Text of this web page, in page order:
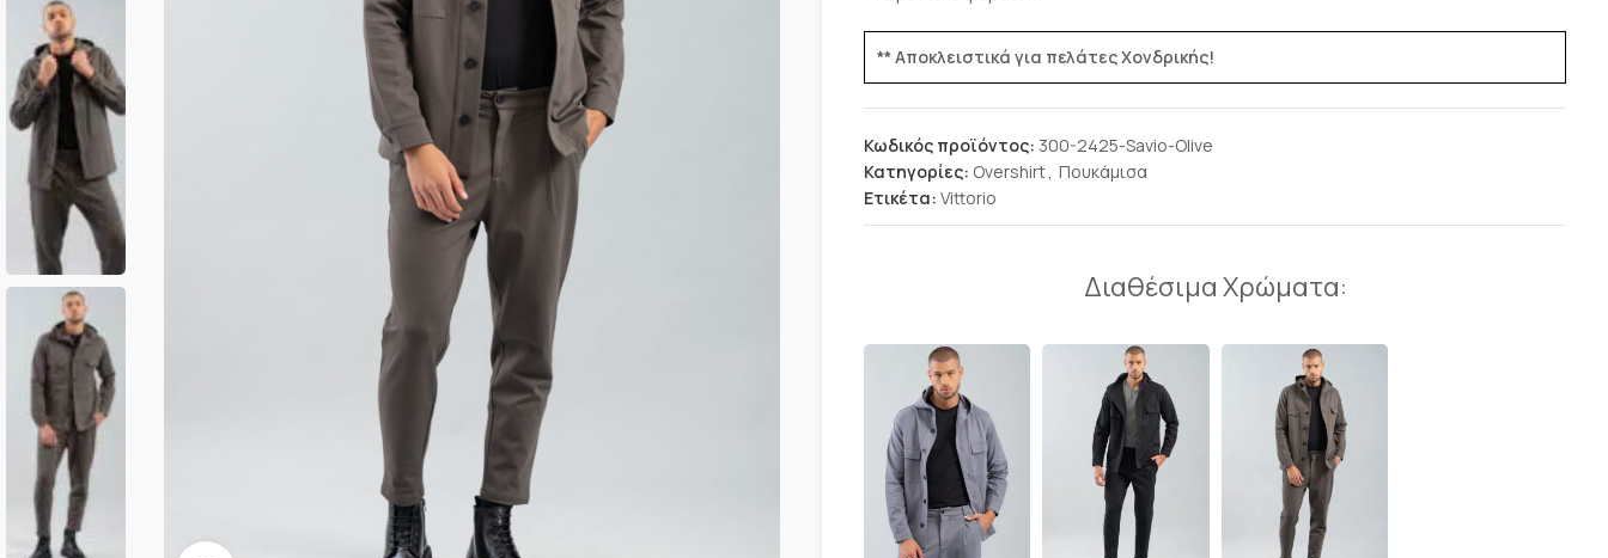
** Αποκλειστικά για πελάτες Χονδρικής!
Κωδικός προϊόντος: 300-2425-Savio-Olive
Κατηγορίες: Overshirt, Πουκάμισα
Ετικέτα: Vittorio
Διαθέσιμα Χρώματα: